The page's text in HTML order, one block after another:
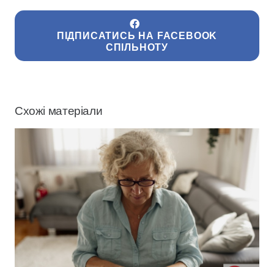
ПІДПИСАТИСЬ НА FACEBOOK
СПІЛЬНОТУ
Схожі матеріали